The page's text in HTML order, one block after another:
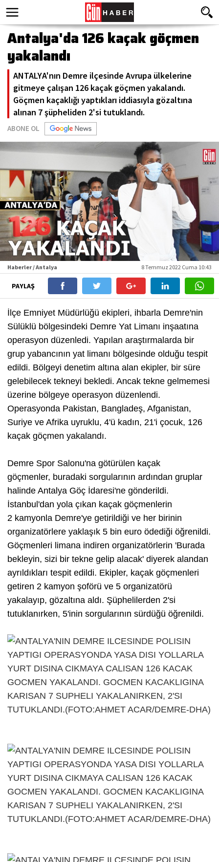
Antalya'da 126 kaçak göçmen
yakalandı
ANTALYA'nın Demre ilçesinde Avrupa ülkelerine
gitmeye çalışan 126 kaçak göçmen yakalandı.
Göçmen kaçaklığı yaptıkları iddiasıyla gözaltına
alınan 7 şüpheliden 2'si tutuklandı.
ABONE OL
Haberler / Antalya 8 Temmuz 2022 Cuma 10:43
PAYLAŞ
İlçe Emniyet Müdürlüğü ekipleri, ihbarla Demre'nin
Sülüklü bölgesindeki Demre Yat Limanı inşaatına
operasyon düzenledi. Yapılan araştırmalarda bir
grup yabancının yat limanı bölgesinde olduğu tespit
edildi. Bölgeyi denetim altına alan ekipler, bir süre
gelebilecek tekneyi bekledi. Ancak tekne gelmemesi
üzerine bölgeye operasyon düzenlendi.
Operasyonda Pakistan, Bangladeş, Afganistan,
Suriye ve Afrika uyruklu, 4'ü kadın, 21'i çocuk, 126
kaçak göçmen yakalandı.
Demre Spor Salonu'na götürülen kaçak
göçmenler, buradaki sorgularının ardından gruplar
halinde Antalya Göç İdaresi'ne gönderildi.
İstanbul'dan yola çıkan kaçak göçmenlerin
2 kamyonla Demre'ye getirildiği ve her birinin
organizatörlere yaklaşık 5 bin euro ödediği öğrenildi.
Göçmenleri limana indiren organizatörlerin 'Burada
bekleyin, sizi bir tekne gelip alacak' diyerek alandan
ayrıldıkları tespit edildi. Ekipler, kaçak göçmenleri
getiren 2 kamyon şoförü ve 5 organizatörü
yakalayıp, gözaltına aldı. Şüphelilerden 2'si
tutuklanırken, 5'inin sorgularının sürdüğü öğrenildi.